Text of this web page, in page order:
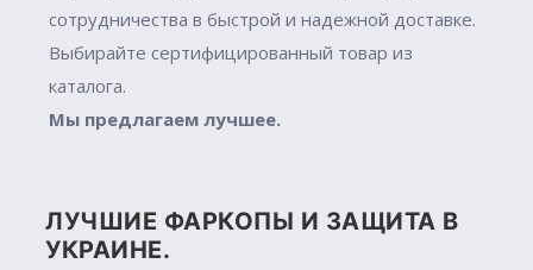
сотрудничества в быстрой и надежной доставке.
Выбирайте сертифицированный товар из
каталога.
Мы предлагаем лучшее.
ЛУЧШИЕ ФАРКОПЫ И ЗАЩИТА В
УКРАИНЕ.